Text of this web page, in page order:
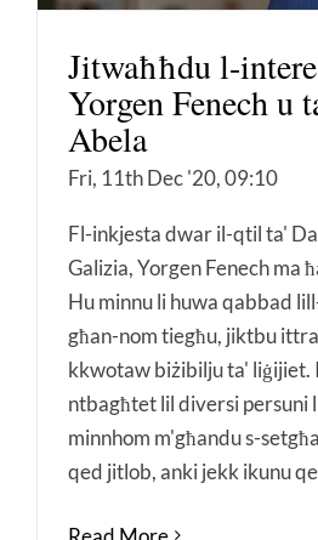
Jitwaħħdu l-
Yorgen Fenech u
Abela
Fri, 11th Dec '20, 09:10
Fl-inkjesta dwar il-qtil ta'
Galizia, Yorgen Fenech ma
Hu minnu li huwa qabbad
għan-nom tiegħu, jiktbu
kkwotaw biżibilju ta' liġijiet.
ntbagħtet lil diversi persuni
minnhom m'għandu s-
qed jitlob, anki jekk ikunu